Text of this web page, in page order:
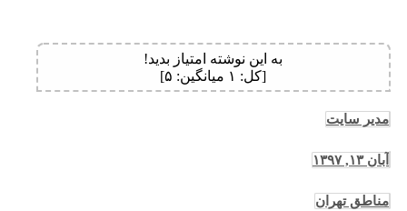
به این نوشته امتیاز بدید!
[کل: ۱ میانگین: ۵]
مدیر سایت
آبان ۱۳, ۱۳۹۷
مناطق تهران